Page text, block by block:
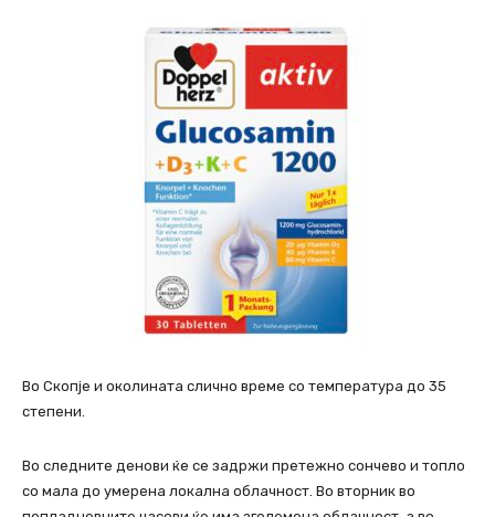
Во Скопје и околината слично време со температура до 35
степени.
Во следните денови ќе се задржи претежно сончево и топло
со мала до умерена локална облачност. Во вторник во